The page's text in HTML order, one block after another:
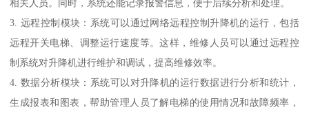
相关人员。同时，系统还能记录报警信息，便于后续分析和处理。
3. 远程控制模块：系统可以通过网络远程控制升降机的运行，包括
远程开关电梯、调整运行速度等。这样，维修人员可以通过远程控
制系统对升降机进行维护和调试，提高维修效率。
4. 数据分析模块：系统可以对升降机的运行数据进行分析和统计，
生成报表和图表，帮助管理人员了解电梯的使用情况和故障频率，